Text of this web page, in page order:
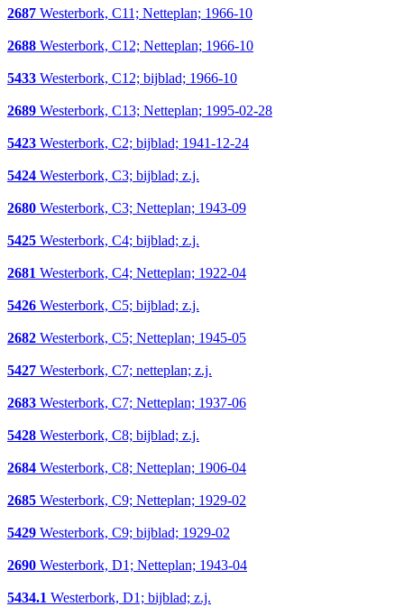
2687 Westerbork, C11; Netteplan; 1966-10
2688 Westerbork, C12; Netteplan; 1966-10
5433 Westerbork, C12; bijblad; 1966-10
2689 Westerbork, C13; Netteplan; 1995-02-28
5423 Westerbork, C2; bijblad; 1941-12-24
5424 Westerbork, C3; bijblad; z.j.
2680 Westerbork, C3; Netteplan; 1943-09
5425 Westerbork, C4; bijblad; z.j.
2681 Westerbork, C4; Netteplan; 1922-04
5426 Westerbork, C5; bijblad; z.j.
2682 Westerbork, C5; Netteplan; 1945-05
5427 Westerbork, C7; netteplan; z.j.
2683 Westerbork, C7; Netteplan; 1937-06
5428 Westerbork, C8; bijblad; z.j.
2684 Westerbork, C8; Netteplan; 1906-04
2685 Westerbork, C9; Netteplan; 1929-02
5429 Westerbork, C9; bijblad; 1929-02
2690 Westerbork, D1; Netteplan; 1943-04
5434.1 Westerbork, D1; bijblad; z.j.